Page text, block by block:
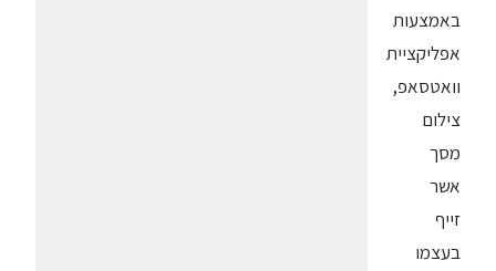
באמצעות
אפליקציית
וואטסאפ,
צילום
מסך
אשר
זייף
בעצמו